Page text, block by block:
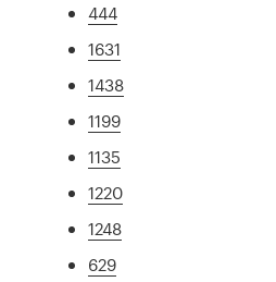
444
1631
1438
1199
1135
1220
1248
629